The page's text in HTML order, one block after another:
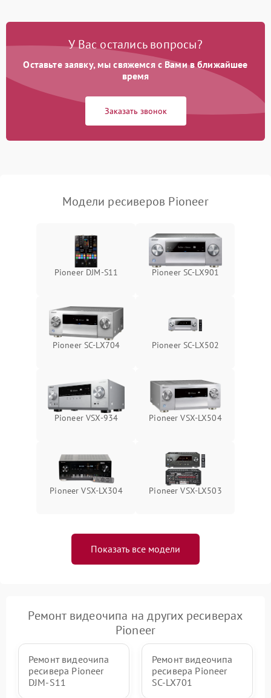
Не работает выход на
1700 ₽ Подробнее →
У Вас остались вопросы?
Оставьте заявку, мы свяжемся с Вами в ближайшее
время
Заказать звонок
Модели ресиверов Pioneer
Pioneer DJM-S11 Pioneer SC-LX901
Pioneer SC-LX704 Pioneer SC-LX502
Pioneer VSX-934 Pioneer VSX-LX504
Pioneer VSX-LX304 Pioneer VSX-LX503
Показать все модели
Ремонт видеочипа на других ресиверах
Pioneer
Ремонт видеочипа
ресивера Pioneer
DJM-S11
Ремонт видеочипа
ресивера Pioneer
SC-LX701